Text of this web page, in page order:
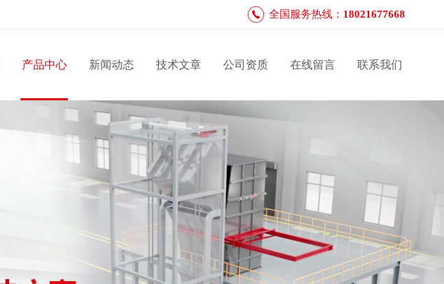
全国服务热线： 18021677668
产品中心 新闻动态 技术文章 公司资质 在线留言 联系我们